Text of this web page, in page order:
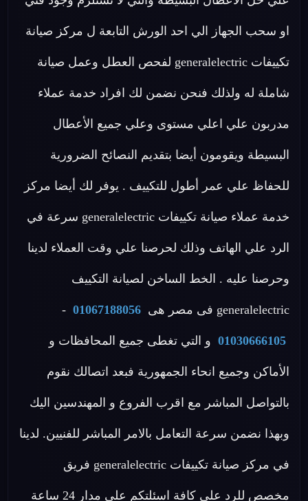
او سحب الجهاز الي احد الورش التابعة ل مركز صيانة
تكييفات generalelectric لفحص العطل وعمل صيانة
شاملة له ولذلك فنحن نضمن لك افراد خدمة عملاء
مدربون علي اعلي مستوى وعلي جميع الأعطال
البسيطة ويقومون أيضا بتقديم النصائح الضرورية
للحفاظ علي عمر أطول للتكييف . يوفر لك أيضا مركز
خدمة عملاء صيانة تكييفات generalelectric سرعة في
الرد علي الهاتف وذلك لحرصنا علي وقت العملاء لدينا
وحرصنا عليه . الخط الساخن لصيانة التكييف
generalelectric فى مصر هى 01067188056
-
01030666105 و التي تغطى جميع المحافظات و
الأماكن وجميع انحاء الجمهورية فبعد اتصالك نقوم
بالتواصل المباشر مع اقرب الفروع و المهندسين اليك
وبهذا نضمن سرعة التعامل بالامر المباشر للفنيين. لدينا
في مركز صيانة تكييفات generalelectric فريق
مخصص للرد علي كافة اسئلتكم علي مدار 24 ساعة